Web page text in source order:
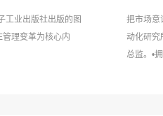
工业出版社出版的图
理变革为核心内
把市场意
动化研究
总监。•